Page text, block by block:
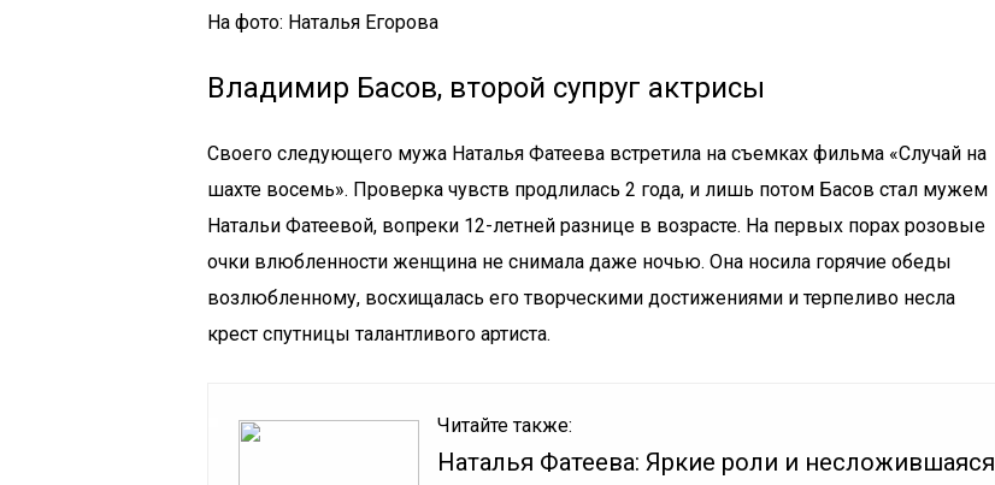
На фото: Наталья Егорова
Владимир Басов, второй супруг актрисы
Своего следующего мужа Наталья Фатеева встретила на съемках фильма «Случай на
шахте восемь». Проверка чувств продлилась 2 года, и лишь потом Басов стал мужем
Натальи Фатеевой, вопреки 12-летней разнице в возрасте. На первых порах розовые
очки влюбленности женщина не снимала даже ночью. Она носила горячие обеды
возлюбленному, восхищалась его творческими достижениями и терпеливо несла
крест спутницы талантливого артиста.
Читайте также:
Наталья Фатеева: Яркие роли и несложившаяся